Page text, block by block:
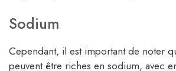
Sodium
Cependant, il est important de noter
peuvent être riches en sodium, avec